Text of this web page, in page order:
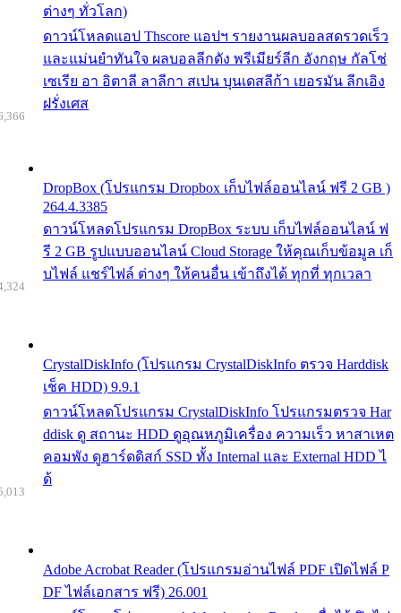
ต่างๆ ทั่วโลก)
ดาวน์โหลดแอป Thscore แอปฯ รายงานผลบอลสดรวดเร็ว
และแม่นยำทันใจ ผลบอลลีกดัง พรีเมียร์ลีก อังกฤษ กัลโช่
เซเรีย อา อิตาลี ลาลีกา สเปน บุนเดสลีก้า เยอรมัน ลีกเอิง
ฝรั่งเศส
DropBox (โปรแกรม Dropbox เก็บไฟล์ออนไลน์ ฟรี 2 GB )
264.4.3385
ดาวน์โหลดโปรแกรม DropBox ระบบ เก็บไฟล์ออนไลน์ ฟ
รี 2 GB รูปแบบออนไลน์ Cloud Storage ให้คุณเก็บข้อมูล เก็
บไฟล์ แชร์ไฟล์ ต่างๆ ให้คนอื่น เข้าถึงได้ ทุกที่ ทุกเวลา
CrystalDiskInfo (โปรแกรม CrystalDiskInfo ตรวจ Harddisk
เช็ค HDD) 9.9.1
ดาวน์โหลดโปรแกรม CrystalDiskInfo โปรแกรมตรวจ Har
ddisk ดู สถานะ HDD ดูอุณหภูมิเครื่อง ความเร็ว หาสาเหต
คอมพัง ดูฮาร์ดดิสก์ SSD ทั้ง Internal และ External HDD ไ
ด้
Adobe Acrobat Reader (โปรแกรมอ่านไฟล์ PDF เปิดไฟล์ P
DF ไฟล์เอกสาร ฟรี) 26.001